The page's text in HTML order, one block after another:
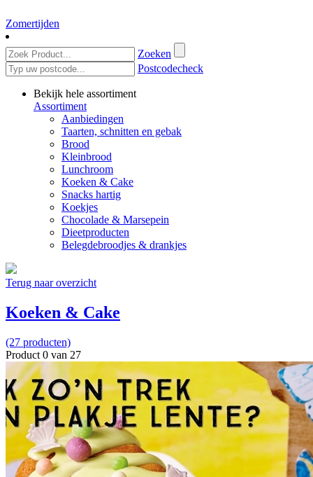
Zomertijden
Zoeken
Postcodecheck
Bekijk hele assortiment
Assortiment
Aanbiedingen
Taarten, schnitten en gebak
Brood
Kleinbrood
Lunchroom
Koeken & Cake
Snacks hartig
Koekjes
Chocolade & Marsepein
Dieetproducten
Belegdebroodjes & drankjes
Terug naar overzicht
Koeken & Cake
(27 producten)
Product 0 van 27